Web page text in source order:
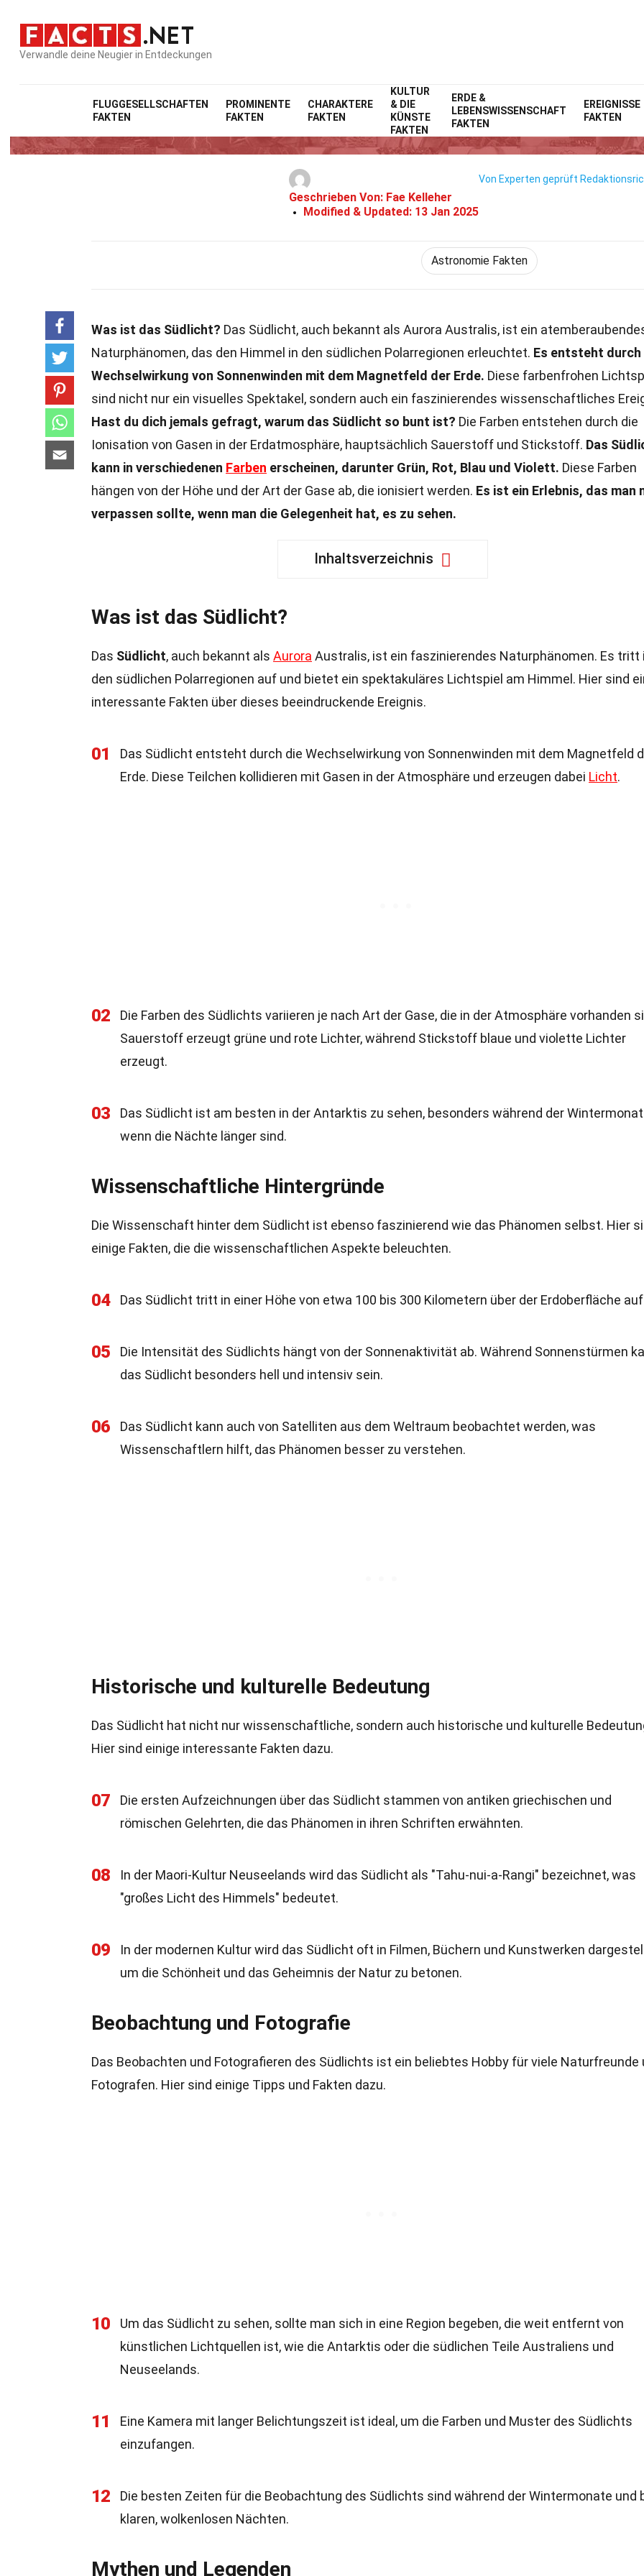
Verwandle deine Neugier in Entdeckungen
FLUGGESELLSCHAFTEN
FAKTEN
PROMINENTE
FAKTEN
CHARAKTERE
FAKTEN
KULTUR
& DIE
KÜNSTE
FAKTEN
ERDE &
LEBENSWISSENSCHAFT
FAKTEN
EREIGNISSE
FAKTEN
Home Natur
18 Fakten Über Das Südlicht
Geschrieben Von: Fae Kelleher
Modified & Updated: 13 Jan 2025
Von Experten geprüft
Astronomie Fakten
Was ist das Südlicht? Das Südlicht, auch bekannt als Aurora Australis, ist ein
Naturphänomen, das den Himmel in den südlichen Polarregionen erleuchtet. Es entsteht durch
Wechselwirkung von Sonnenwinden mit dem Magnetfeld der Erde. Diese farbenfrohen
sind nicht nur ein visuelles Spektakel, sondern auch ein faszinierendes wissenschaftliches
Hast du dich jemals gefragt, warum das Südlicht so bunt ist? Die Farben entstehen durch die
Ionisation von Gasen in der Erdatmosphäre, hauptsächlich Sauerstoff und Stickstoff. Das
kann in verschiedenen Farben erscheinen, darunter Grün, Rot, Blau und Violett. Diese Farben
hängen von der Höhe und der Art der Gase ab, die ionisiert werden. Es ist ein Erlebnis, das man
verpassen sollte, wenn man die Gelegenheit hat, es zu sehen.
Inhaltsverzeichnis
Was ist das Südlicht?
Das Südlicht, auch bekannt als Aurora Australis, ist ein faszinierendes Naturphänomen. Es tritt
den südlichen Polarregionen auf und bietet ein spektakuläres Lichtspiel am Himmel. Hier sind
interessante Fakten über dieses beeindruckende Ereignis.
01
Das Südlicht entsteht durch die Wechselwirkung von Sonnenwinden mit dem Magnetfeld
Erde. Diese Teilchen kollidieren mit Gasen in der Atmosphäre und erzeugen dabei Licht.
02
Die Farben des Südlichts variieren je nach Art der Gase, die in der Atmosphäre vorhanden
Sauerstoff erzeugt grüne und rote Lichter, während Stickstoff blaue und violette Lichter
erzeugt.
03
Das Südlicht ist am besten in der Antarktis zu sehen, besonders während der
wenn die Nächte länger sind.
Wissenschaftliche Hintergründe
Die Wissenschaft hinter dem Südlicht ist ebenso faszinierend wie das Phänomen selbst. Hier
einige Fakten, die die wissenschaftlichen Aspekte beleuchten.
04 Das Südlicht tritt in einer Höhe von etwa 100 bis 300 Kilometern über der Erdoberfläche
05
Die Intensität des Südlichts hängt von der Sonnenaktivität ab. Während Sonnenstürmen
das Südlicht besonders hell und intensiv sein.
06
Das Südlicht kann auch von Satelliten aus dem Weltraum beobachtet werden, was
Wissenschaftlern hilft, das Phänomen besser zu verstehen.
Historische und kulturelle Bedeutung
Das Südlicht hat nicht nur wissenschaftliche, sondern auch historische und kulturelle
Hier sind einige interessante Fakten dazu.
07
Die ersten Aufzeichnungen über das Südlicht stammen von antiken griechischen und
römischen Gelehrten, die das Phänomen in ihren Schriften erwähnten.
08
In der Maori-Kultur Neuseelands wird das Südlicht als "Tahu-nui-a-Rangi" bezeichnet, was
"großes Licht des Himmels" bedeutet.
09
In der modernen Kultur wird das Südlicht oft in Filmen, Büchern und Kunstwerken
um die Schönheit und das Geheimnis der Natur zu betonen.
Beobachtung und Fotografie
Das Beobachten und Fotografieren des Südlichts ist ein beliebtes Hobby für viele Naturfreunde
Fotografen. Hier sind einige Tipps und Fakten dazu.
10
Um das Südlicht zu sehen, sollte man sich in eine Region begeben, die weit entfernt von
künstlichen Lichtquellen ist, wie die Antarktis oder die südlichen Teile Australiens und
Neuseelands.
11
Eine Kamera mit langer Belichtungszeit ist ideal, um die Farben und Muster des Südlichts
einzufangen.
12
Die besten Zeiten für die Beobachtung des Südlichts sind während der Wintermonate und
klaren, wolkenlosen Nächten.
Mythen und Legenden